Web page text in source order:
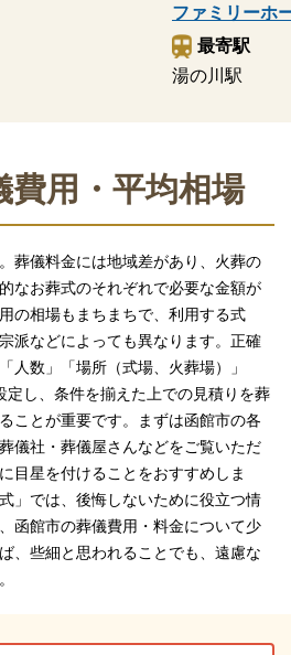
ファミリーホ
最寄駅
湯の川駅
費用・平均相場
葬儀料金には地域差があり、火葬の
なお葬式のそれぞれで必要な金額が
の相場もまちまちで、利用する式
派などによっても異なります。正確
人数」「場所（式場、火葬場）」
定し、条件を揃えた上での見積りを葬
ことが重要です。まずは函館市の各
儀社・葬儀屋さんなどをご覧いただ
目星を付けることをおすすめしま
」では、後悔しないために役立つ情
函館市の葬儀費用・料金について少
、些細と思われることでも、遠慮な